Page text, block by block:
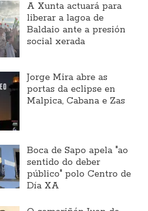
A Xunta actuará para
liberar a lagoa de
Baldaio ante a presión
social xerada
Jorge Mira abre as
portas da eclipse en
Malpica, Cabana e Zas
Boca de Sapo apela "ao
sentido do deber
público" polo Centro de
Día XA